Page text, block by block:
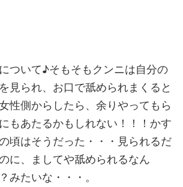
ついて♪そもそもクンニは自分の
見られ、お口で舐められまくると
性側からしたら、余りやってもら
もあたるかもしれない！！！かす
頃はそうだった・・・見られるだ
に、ましてや舐められるなん
みたいな・・・。